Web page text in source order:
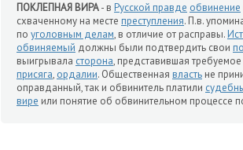
ПОКЛЕПНАЯ ВИРА- в Русской правде обвинение
схваченному на месте преступления. П.в.
по уголовным делам, в отличие от расправы.
обвиняемый должны были подтвердить свои
выигрывала сторона, представившая
присяга, ордалии. Общественная власть не
оправданный, так и обвинитель платили
вире или понятие об обвинительном процессе